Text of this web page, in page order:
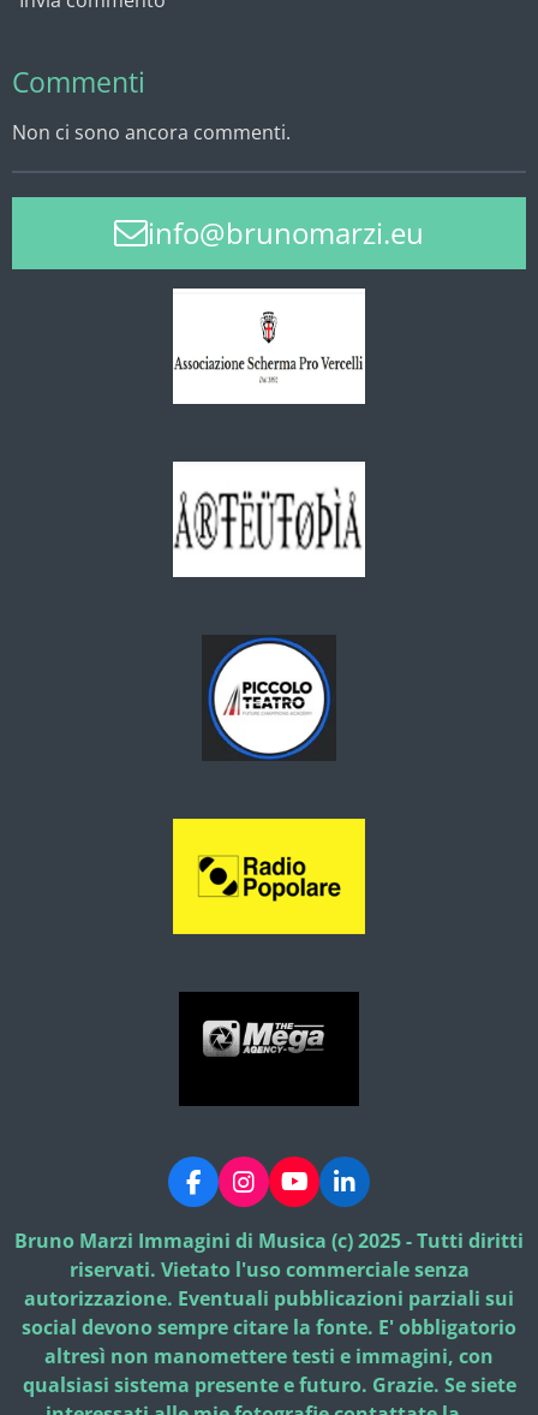
Commenti
Non ci sono ancora commenti.
info@brunomarzi.eu
F
a
c
e
b
o
o
k
I
n
s
t
a
g
r
a
Y
o
u
T
u
b
e
L
i
n
k
e
d
I
n
Bruno Marzi Immagini di Musica (c) 2025 - Tutti diritti
riservati. Vietato l'uso commerciale senza
autorizzazione. Eventuali pubblicazioni parziali sui
social devono sempre citare la fonte. E' obbligatorio
altresì non manomettere testi e immagini, con
qualsiasi sistema presente e futuro. Grazie. Se siete